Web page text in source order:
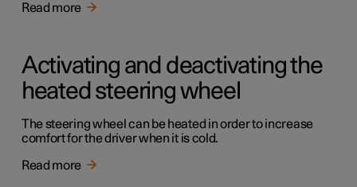
Read more
Activating and deactivating the
heated steering wheel
The steering wheel can be heated in order to increase
comfort for the driver when it is cold.
Read more